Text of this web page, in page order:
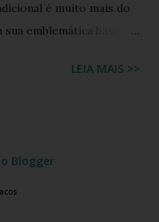
é muito mais do
emblemática base
das nossas praias,
manifesto de
as comunidades de
LEIA MAIS >>
Blogger